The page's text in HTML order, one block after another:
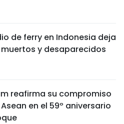
de ferry en Indonesia deja
y desaparecidos
reafirma su compromiso
en el 59º aniversario